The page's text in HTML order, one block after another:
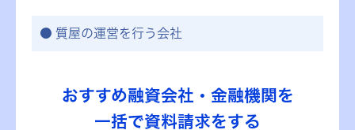
質屋の運営を行う会社
おすすめ融資会社・金融機関を
一括で資料請求をする